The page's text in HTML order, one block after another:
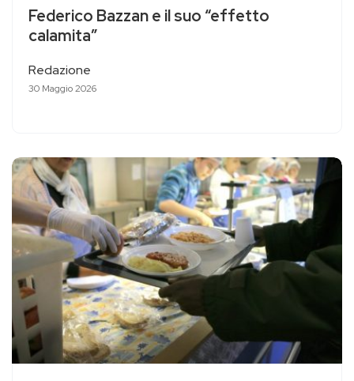
Federico Bazzan e il suo “effetto
calamita”
Redazione
30 Maggio 2026